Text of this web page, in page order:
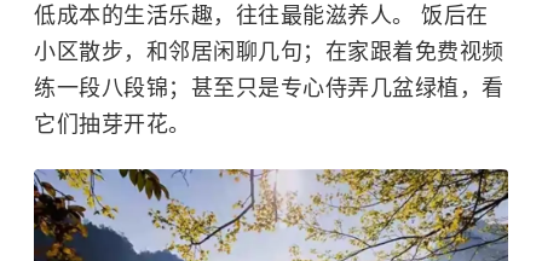
低成本的生活乐趣，往往最能滋养人。 饭后在
小区散步，和邻居闲聊几句；在家跟着免费视频
练一段八段锦；甚至只是专心侍弄几盆绿植，看
它们抽芽开花。